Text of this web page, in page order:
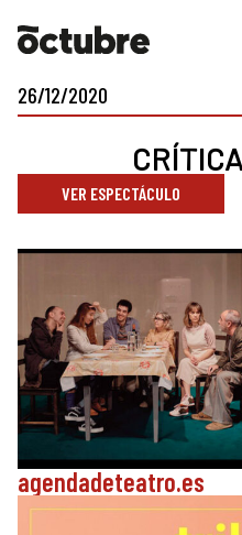
26/12/2020
VER ESPECTÁCULO
agendadeteatro.es